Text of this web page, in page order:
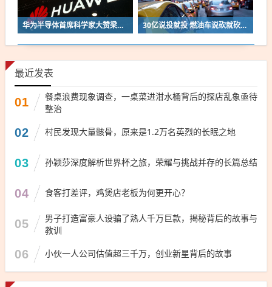
华为半导体首席科学家大赞梁文锋：芯片架构改一次流片周期18个月 花费两到三亿 30亿说投就投 燃油车说砍就砍！奇瑞捷豹路虎这要玩把大的
最近发表
01
餐桌浪费现象调查，一桌菜进泔水桶背后的探店乱象亟待
整治
02 村民发现大量骸骨，原来是1.2万名英烈的长眠之地
03 孙颖莎深度解析世界杯之旅，荣耀与挑战并存的长篇总结
04 食客打差评，鸡煲店老板为何更开心？
05
男子打造富豪人设骗了熟人千万巨款，揭秘背后的故事与
教训
06 小伙一人公司估值超三千万，创业新星背后的故事